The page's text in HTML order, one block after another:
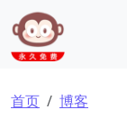
跳转到主要内容
面包屑
首页 博客